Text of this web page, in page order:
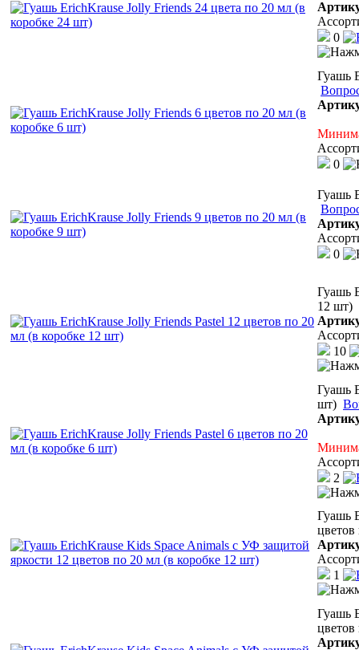
0
Гуашь
0
Гуашь
0
Гуашь
12 шт)
10
Гуашь
шт)
2
Гуашь
1
Гуашь